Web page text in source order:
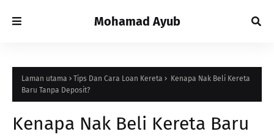
Mohamad Ayub
Laman utama Tips Dan Cara Loan Kereta
Kenapa Nak Beli Kereta
Baru Tanpa Deposit?
Kenapa Nak Beli Kereta Baru